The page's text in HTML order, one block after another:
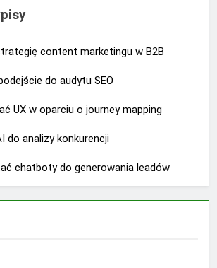
content marketingu w B2B
do audytu SEO
UX w oparciu o journey mapping
do analizy konkurencji
chatboty do generowania leadów